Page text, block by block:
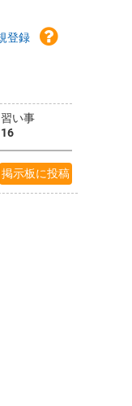
登録
習い事
16
掲示板に投稿